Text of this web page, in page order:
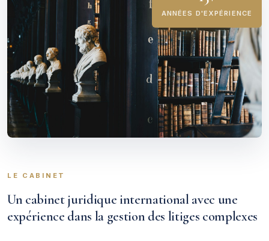
ANNÉES D'EXPÉRIENCE
LE CABINET
Un cabinet juridique international avec une
expérience dans la gestion des litiges complexes